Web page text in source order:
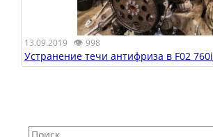
13.09.2019 👁 998
Устранение течи антифриза в F02 760i